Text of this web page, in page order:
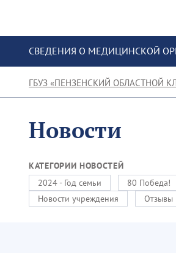
СВЕДЕНИЯ О МЕДИЦИНСКОЙ
ГБУЗ «ПЕНЗЕНСКИЙ ОБЛАСТНОЙ
Новости
КАТЕГОРИИ НОВОСТЕЙ
2024 - Год семьи
80 Победа!
Новости учреждения
Отзывы